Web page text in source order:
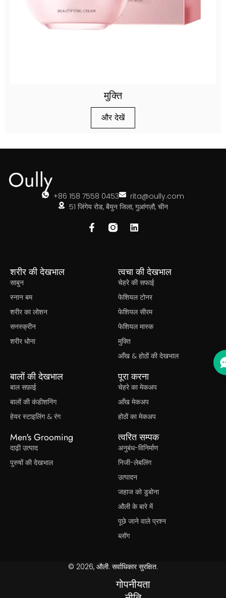
मुक्ति
और देखें
+86 158 7558 0453
rita@oully.com
51 जिंगेय रोड, बैयुन जिला, गुआंगज़ौ, चीन
शरीर की देखभाल
साबुन
स्नान बम
शरीर का लोशन
सनस्क्रीन
शरीर धोना
त्वचा की देखभाल
चेहरे की सफाई
फेशियल टोनर
फेशियल सीरम
फेशियल मास्क
मुक्ति
आँख & होठों की देखभाल
बालों की देखभाल
बाल सफ़ाई
बालों की कंडीशनिंग
हेयर स्टाइलिंग & रंग
पूरा करना
चेहरे का मेकअप
आँख मेकअप
होठों का मेकअप
Men's Grooming
दाढ़ी उत्पाद
पुरुषों की देखभाल
त्वरित सम्पक
अनुबंध-विनिर्माण
निजी-लेबलिंग
उत्पादन
जहाज को डुबोना
औली के बारे में
पूछे जाने वाले प्रश्न
ब्लॉग
© 2026, औली. सर्वाधिकार सुरक्षित.
गोपनीयता